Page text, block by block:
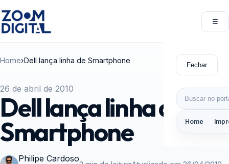
☰
Fechar
Buscar por:
Home
Home›Dell lança linha de Smartphone
26 de abril de 2010
Dell lança linha de
Smartphone
Philipe Cardoso